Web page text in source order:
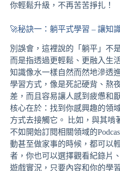
你輕鬆升級，不再苦苦掙扎！
🚀秘訣一：躺平式學習 – 讓知
別誤會，這裡說的「躺平」不
而是指透過更輕鬆、更融入生
知識像水一樣自然而然地滲透
學習方式，像是死記硬背、熬
差，而且容易讓人感到疲憊和
核心在於：找到你感興趣的領
方式去接觸它。 比如，與其啃
不如開始訂閱相關領域的
動甚至做家事的時候，都可以
者，你也可以選擇觀看紀錄片
遊戲實況，只要內容和你的學